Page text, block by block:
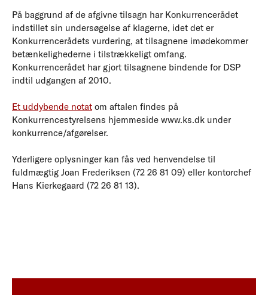
På baggrund af de afgivne tilsagn har Konkurrencerådet
indstillet sin undersøgelse af klagerne, idet det er
Konkurrencerådets vurdering, at tilsagnene imødekommer
betænkelighederne i tilstrækkeligt omfang.
Konkurrencerådet har gjort tilsagnene bindende for DSP
indtil udgangen af 2010.
Et uddybende notat om aftalen findes på
Konkurrencestyrelsens hjemmeside www.ks.dk under
konkurrence/afgørelser.
Yderligere oplysninger kan fås ved henvendelse til
fuldmægtig Joan Frederiksen (72 26 81 09) eller kontorchef
Hans Kierkegaard (72 26 81 13).